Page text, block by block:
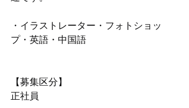
・イラストレーター・フォトショッ
プ・英語・中国語
【募集区分】
正社員